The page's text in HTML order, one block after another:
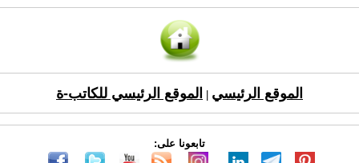
الموقع الرئيسي الموقع الرئيسي للكاتب-ة
تابعونا على: